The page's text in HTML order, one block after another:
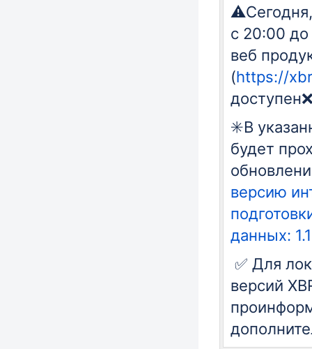
с 20:00 до
веб
(https://
✳️В
будет
версию
данных:
✅ Для
версий